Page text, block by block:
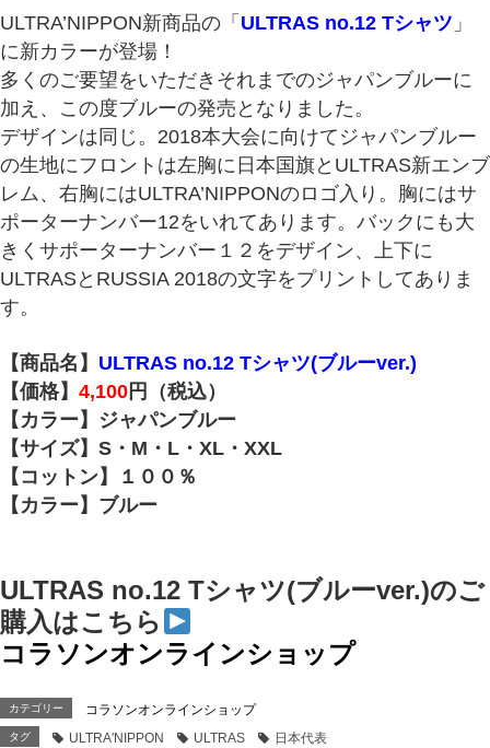
ULTRA’NIPPON新商品の「 ULTRAS no.12 Tシャツ 」
に新カラーが登場！
多くのご要望をいただきそれまでのジャパンブルーに
加え、この度ブルーの発売となりました。
デザインは同じ。2018本大会に向けてジャパンブルー
の生地にフロントは左胸に日本国旗とULTRAS新エンブ
レム、右胸にはULTRA’NIPPONのロゴ入り。胸にはサ
ポーターナンバー12をいれてあります。バックにも大
きくサポーターナンバー１２をデザイン、上下に
ULTRASとRUSSIA 2018の文字をプリントしてありま
す。
【商品名】 ULTRAS no.12 Tシャツ(ブルーver.)
【価格】 4,100 円（税込）
【カラー】ジャパンブルー
【サイズ】S・M・L・XL・XXL
【コットン】１００％
【カラー】ブルー
ULTRAS no.12 Tシャツ(ブルーver.)のご
購入はこちら
コラソンオンラインショップ
カテゴリー コラソンオンラインショップ
タグ ULTRA'NIPPON ULTRAS 日本代表